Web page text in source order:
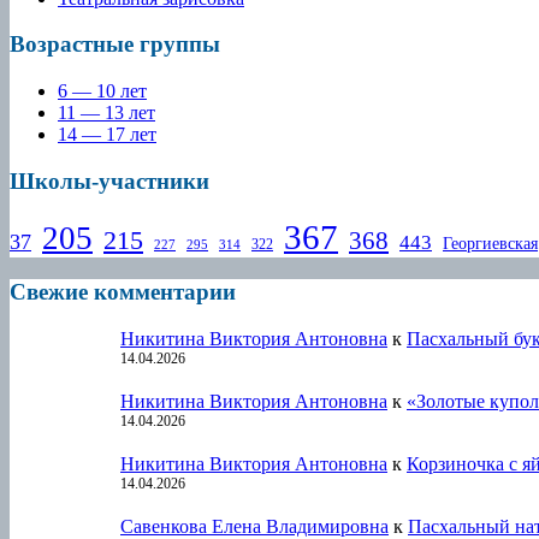
Возрастные группы
6 — 10 лет
11 — 13 лет
14 — 17 лет
Школы-участники
37 205 215 227 295 314 322 367 368 443 Георгиевская
Свежие комментарии
Никитина Виктория Антоновна к Пасхальный
14.04.2026
Никитина Виктория Антоновна к «Золотые
14.04.2026
Никитина Виктория Антоновна к Корзиночка с
14.04.2026
Савенкова Елена Владимировна к Пасхальный